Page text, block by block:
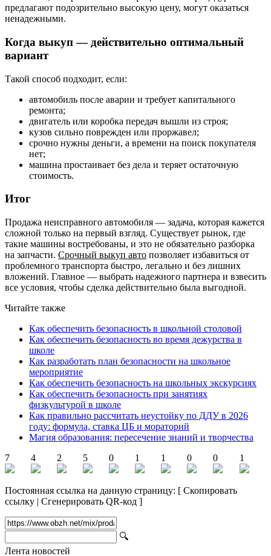
предлагают подозрительно высокую цену, могут оказаться
ненадежными.
Когда выкуп — действительно оптимальный
вариант
Такой способ подходит, если:
автомобиль после аварии и требует капитального
ремонта;
двигатель или коробка передач вышли из строя;
кузов сильно поврежден или проржавел;
срочно нужны деньги, а времени на поиск покупателя
нет;
машина простаивает без дела и теряет остаточную
стоимость.
Итог
Продажа неисправного автомобиля — задача, которая кажется
сложной только на первый взгляд. Существует рынок, где
такие машины востребованы, и это не обязательно разборка
на запчасти. Срочный выкуп авто позволяет избавиться от
проблемного транспорта быстро, легально и без лишних
вложений. Главное — выбрать надежного партнера и взвесить
все условия, чтобы сделка действительно была выгодной.
Читайте также
Как обеспечить безопасность в школьной столовой
Как обеспечить безопасность во время дежурства в
школе
Как разработать план безопасности на школьное
мероприятие
Как обеспечить безопасность на школьных экскурсиях
Как обеспечить безопасность при занятиях
физкультурой в школе
Как правильно рассчитать неустойку по ДДУ в 2026
году: формула, ставка ЦБ и мораторий
Магия образования: пересечение знаний и творчества
7
4 2 5 0 1 1 0 0 1
Постоянная ссылка на данную страницу: [ Скопировать
ссылку | Сгенерировать QR-код ]
🔍
Лента новостей